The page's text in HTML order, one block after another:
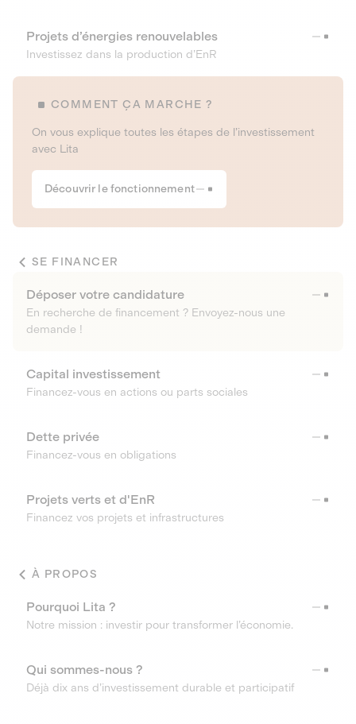
Projets d’énergies renouvelables
Investissez dans la production d’EnR
COMMENT ÇA MARCHE ?
On vous explique toutes les étapes de l’investissement
avec Lita
Découvrir le fonctionnement
SE FINANCER
Déposer votre candidature
En recherche de financement ? Envoyez-nous une
demande !
Capital investissement
Financez-vous en actions ou parts sociales
Dette privée
Financez-vous en obligations
Projets verts et d'EnR
Financez vos projets et infrastructures
À PROPOS
Pourquoi Lita ?
Notre mission : investir pour transformer l’économie.
Qui sommes-nous ?
Déjà dix ans d’investissement durable et participatif